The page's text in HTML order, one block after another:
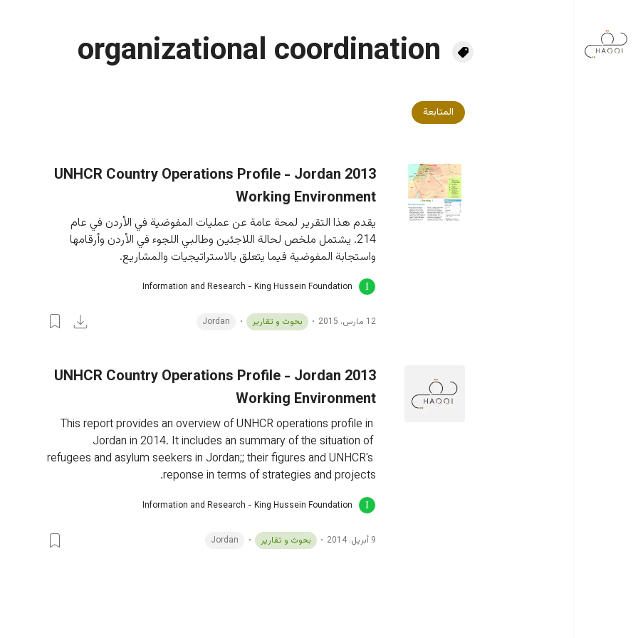
organizational coordination
المتابعة
2013 UNHCR Country Operations Profile - Jordan
Working Environment
يقدم هذا التقرير لمحة عامة عن عمليات المفوضية في الأردن في عام
214. يشتمل ملخص لحالة اللاجئين وطالبي اللجوء في الأردن وأرقامها
واستجابة المفوضية فيما يتعلق بالاستراتيجيات والمشاريع.
Information and Research - King Hussein Foundation
12 مارس، 2015 بحوث و تقارير Jordan
2013 UNHCR Country Operations Profile - Jordan
Working Environment
This report provides an overview of UNHCR operations profile in
Jordan in 2014. It includes an summary of the situation of
refugees and asylum seekers in Jordan;; their figures and UNHCR's
reponse in terms of strategies and projects.
Information and Research - King Hussein Foundation
9 أبريل، 2014 بحوث و تقارير Jordan